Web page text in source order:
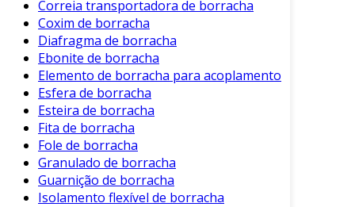
ou plástico, as esferas de borracha
oferecem economia em diversas
aplicações.
Aplicações da Esfera de Borracha
As esferas de borracha encontram aplicação
em diversos setores. A seguir, apresentamos
algumas das principais áreas de uso:
Indústria Automotiva:
Correia transportadora de borracha
Coxim de borracha
Diafragma de borracha
Ebonite de borracha
Elemento de borracha para acoplamento
Esfera de borracha
Esteira de borracha
Fita de borracha
Fole de borracha
Granulado de borracha
Guarnição de borracha
Isolamento flexível de borracha